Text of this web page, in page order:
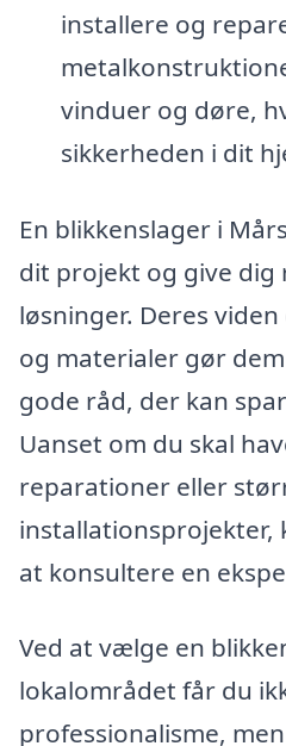
installere og
vinduer og døre,
sikkerheden i dit
En blikkenslager i
dit projekt og give dig
løsninger. Deres
og materialer gør
gode råd, der kan
Uanset om du skal
reparationer eller
installationsprojekter,
at konsultere en
Ved at vælge en
lokalområdet får du
professionalisme,